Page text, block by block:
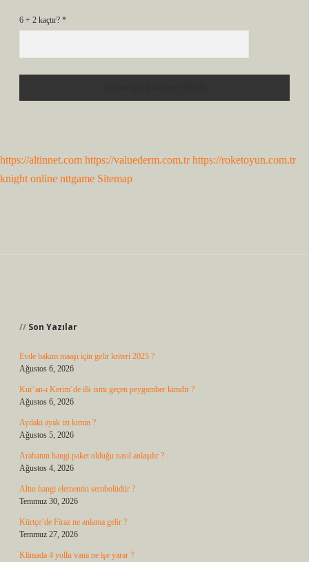
6 + 2 kaçtır? *
https://altinnet.com https://valuederm.com.tr https://roketoyun.com.tr
knight online nttgame Sitemap
Son Yazılar
Evde bakım maaşı için gelir kriteri 2025 ?
Ağustos 6, 2026
Kur’an-ı Kerim’de ilk ismi geçen peygamber kimdir ?
Ağustos 6, 2026
Aydaki ayak izi kimin ?
Ağustos 5, 2026
Arabanın hangi paket olduğu nasıl anlaşılır ?
Ağustos 4, 2026
Altın hangi elementin sembolüdür ?
Temmuz 30, 2026
Kürtçe’de Firaz ne anlama gelir ?
Temmuz 27, 2026
Klimada 4 yollu vana ne işe yarar ?